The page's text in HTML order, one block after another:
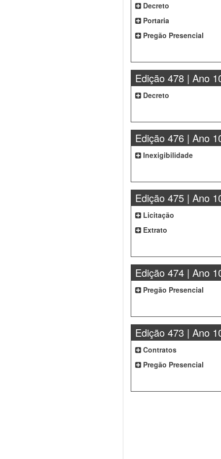
Decreto
Portaria
Pregão Presencial
Edição 478 | Ano
Decreto
Edição 476 | Ano
Inexigibilidade
Edição 475 | Ano
Licitação
Extrato
Edição 474 | Ano
Pregão Presencial
Edição 473 | Ano
Contratos
Pregão Presencial